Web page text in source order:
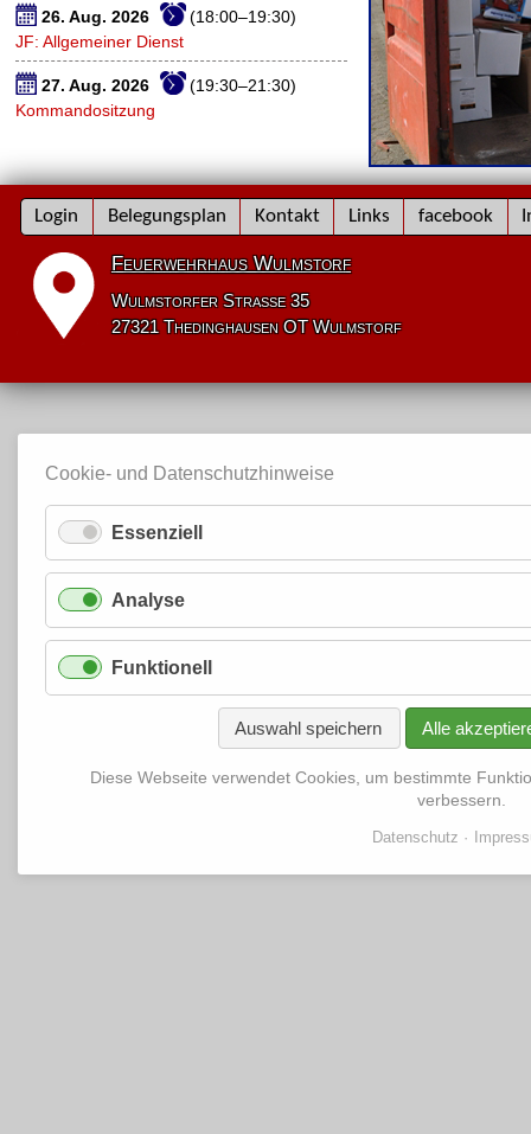
26. Aug. 2026
(18:00–19:30)
JF: Allgemeiner Dienst
27. Aug. 2026
(19:30–21:30)
Kommandositzung
Navigation
überspringen
Login Belegungsplan Kontakt Links facebook
Feuerwehrhaus Wulmstorf
Wulmstorfer Straße 35
27321 Thedinghausen OT Wulmstorf
Cookie- und Datenschutzhinweise
Essenziell
Analyse
Funktionell
Auswahl speichern Alle
Diese Webseite verwendet Cookies, um bestimmte
verbessern.
Datenschutz